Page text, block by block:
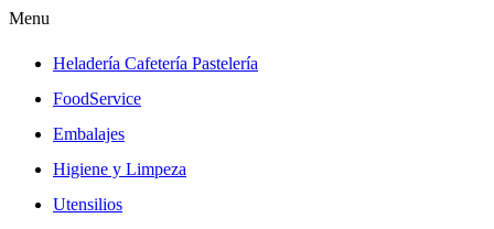
Menu
Heladería Cafetería Pastelería
FoodService
Embalajes
Higiene y Limpeza
Utensilios